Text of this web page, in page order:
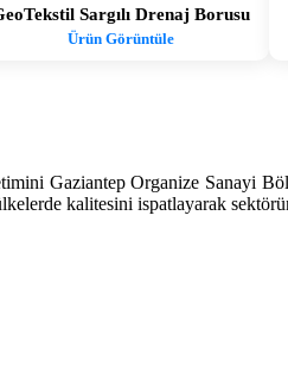
Sargılı Drenaj Borusu
Ürün Görüntüle
Gaziantep Organize Sanayi
kalitesini ispatlayarak